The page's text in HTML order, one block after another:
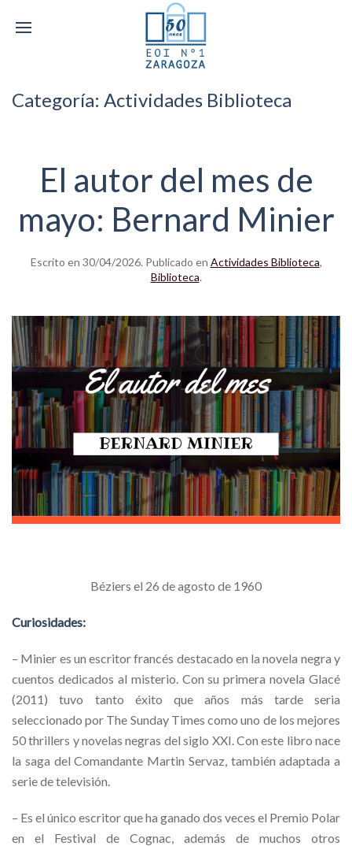
Categoría: Actividades Biblioteca
El autor del mes de
mayo: Bernard Minier
Escrito en 30/04/2026. Publicado en Actividades Biblioteca,
Biblioteca.
Béziers el 26 de agosto de 1960
Curiosidades:
– Minier es un escritor francés destacado en la novela negra y
cuentos dedicados al misterio. Con su primera novela Glacé
(2011) tuvo tanto éxito que años más tarde seria
seleccionado por The Sunday Times como uno de los mejores
50 thrillers y novelas negras del siglo XXI.Con este libro nace
la saga del Comandante Martin Servaz, también adaptada a
serie de televisión.
– Es el único escritor que ha ganado dos veces el Premio Polar
en el Festival de Cognac, además de muchos otros